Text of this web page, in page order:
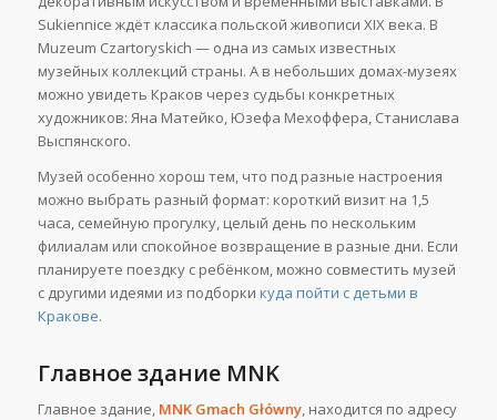
Sukiennice ждёт классика польской живописи XIX века. В
Muzeum Czartoryskich — одна из самых известных
музейных коллекций страны. А в небольших домах-музеях
можно увидеть Краков через судьбы конкретных
художников: Яна Матейко, Юзефа Мехоффера, Станислава
Выспянского.
Музей особенно хорош тем, что под разные настроения
можно выбрать разный формат: короткий визит на 1,5
часа, семейную прогулку, целый день по нескольким
филиалам или спокойное возвращение в разные дни. Если
планируете поездку с ребёнком, можно совместить музей
с другими идеями из подборки куда пойти с детьми в
Кракове.
Главное здание MNK
Главное здание, MNK Gmach Główny, находится по адресу